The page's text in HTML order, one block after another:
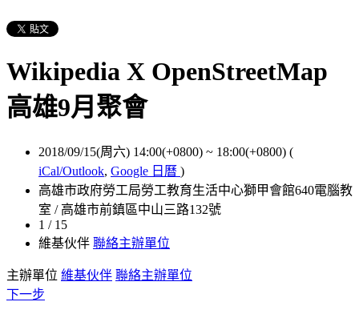
Wikipedia X OpenStreetMap
高雄9月聚會
2018/09/15(周六) 14:00(+0800) ~ 18:00(+0800) (
iCal/Outlook, Google 日曆 )
高雄市政府勞工局勞工教育生活中心獅甲會館640電腦教
室 / 高雄市前鎮區中山三路132號
1 / 15
維基伙伴 聯絡主辦單位
主辦單位 維基伙伴 聯絡主辦單位
下一步